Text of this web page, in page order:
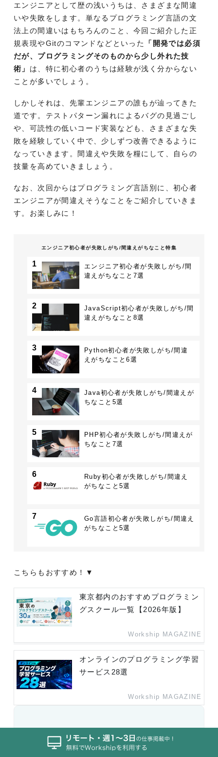
エンジニアとして歴の浅いうちは、さまざまな間違
いや失敗をします。単なるプログラミング言語の文
法上の間違いはもちろんのこと、今回ご紹介した正
規表現やGitのコマンドなどといった
「開発では必須
だが、プログラミングそのものから少し外れた技
術」 は、特に初心者のうちは経験が浅く分からない
ことが多いでしょう。
しかしそれは、先輩エンジニアの誰もが辿ってきた
道です。テストパターン漏れによるバグの見過ごし
や、可読性の低いコード実装なども、さまざまな失
敗を経験していく中で、少しずつ改善できるように
なっていきます。間違えや失敗を糧にして、自らの
技量を高めていきましょう。
なお、次回からはプログラミング言語別に、初心者
エンジニアが間違えそうなことをご紹介していきま
す。お楽しみに！
エンジニア初心者が失敗しがち/間違えがちなこと特集
1
エンジニア初心者が失敗しがち/間
違えがちなこと7選
2
JavaScript初心者が失敗しがち/間
違えがちなこと8選
3
Python初心者が失敗しがち/間違
えがちなこと6選
4
Java初心者が失敗しがち/間違えが
ちなこと5選
5
PHP初心者が失敗しがち/間違えが
ちなこと7選
6
Ruby初心者が失敗しがち/間違え
がちなこと5選
7
Go言語初心者が失敗しがち/間違え
がちなこと5選
こちらもおすすめ！▼
東京都内のおすすめプログラミン
グスクール一覧【2026年版】
Workship MAGAZINE
オンラインのプログラミング学習
サービス28選
Workship MAGAZINE